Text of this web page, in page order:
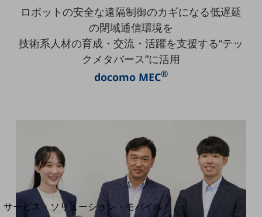
Smart City
Smart Education
Smart Industry
Smart Mobility
LGPF(Local Government Platform)
別ウィンドウで開きます
サービス・ソリューション・モバイル
ロボットの安全な遠隔制御のカギになる低遅延
の閉域通信環境を
技術系人材の育成・交流・活躍を支援する“テッ
クメタバース”に活用
docomo MEC®